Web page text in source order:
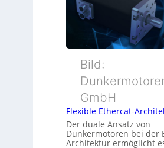
c
h
g
e
u
u
n
d
t
e
y
s
o
r
Bild:
GmbH
Flexible Ethercat-
Der duale Ansatz von
Dunkermotoren bei der
Architektur ermöglicht